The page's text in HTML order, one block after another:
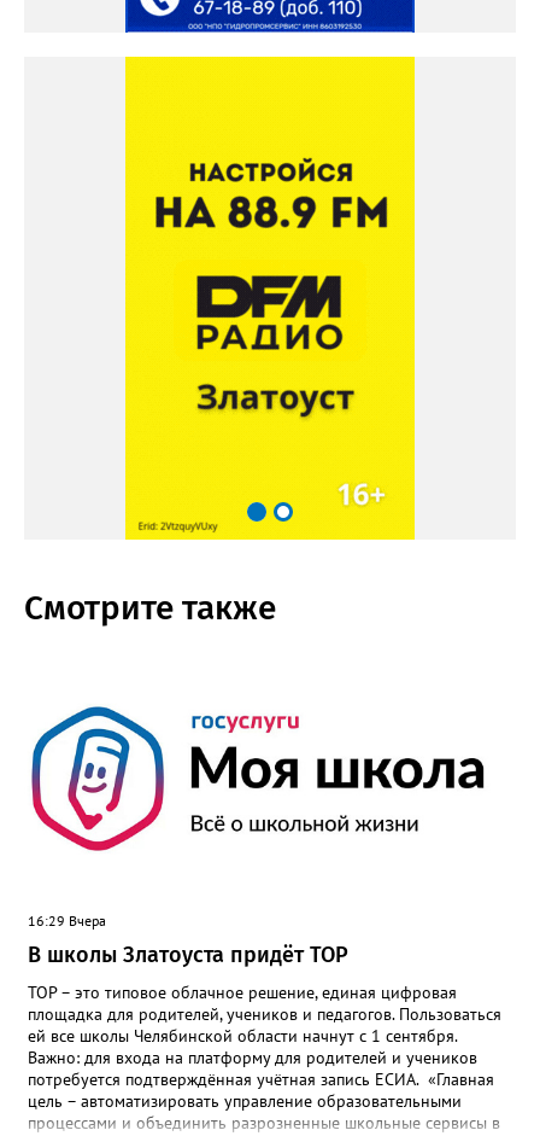
Смотрите также
16:29 Вчера
В школы Златоуста придёт ТОР
ТОР – это типовое облачное решение, единая цифровая
площадка для родителей, учеников и педагогов. Пользоваться
ей все школы Челябинской области начнут с 1 сентября.
Важно: для входа на платформу для родителей и учеников
потребуется подтверждённая учётная запись ЕСИА. «Главная
цель – автоматизировать управление образовательными
процессами и объединить разрозненные школьные сервисы в